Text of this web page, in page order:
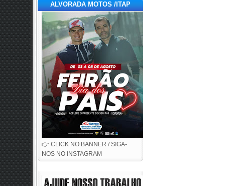
ALVORADA MOTOS /ITAP
👉 CLICK NO BANNER / SIGA-
NOS NO INSTAGRAM